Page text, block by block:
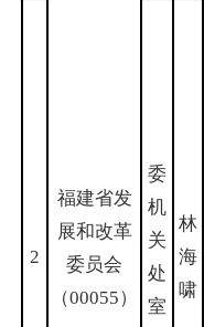
福建省发
展和改革
委员会
（00055）
2
委
机
关
处
室
林
海
啸